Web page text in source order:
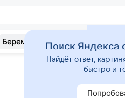
Беременность Развитие
Поиск Яндекса
Найдёт ответ,
быстро и